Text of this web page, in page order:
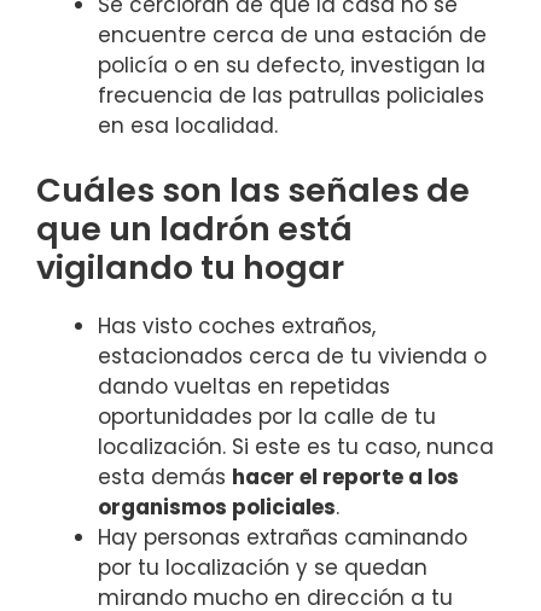
encuentre cerca de una estación de
policía o en su defecto, investigan la
frecuencia de las patrullas policiales
en esa localidad.
Cuáles son las señales de
que un ladrón está
vigilando tu hogar
Has visto coches extraños,
estacionados cerca de tu vivienda o
dando vueltas en repetidas
oportunidades por la calle de tu
localización. Si este es tu caso, nunca
esta demás hacer el reporte a los
organismos policiales.
Hay personas extrañas caminando
por tu localización y se quedan
mirando mucho en dirección a tu